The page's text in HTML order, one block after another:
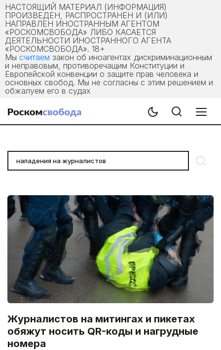
НАСТОЯЩИЙ МАТЕРИАЛ (ИНФОРМАЦИЯ)
ПРОИЗВЕДЕН, РАСПРОСТРАНЕН И (ИЛИ)
НАПРАВЛЕН ИНОСТРАННЫМ АГЕНТОМ
«РОСКОМСВОБОДА» ЛИБО КАСАЕТСЯ
ДЕЯТЕЛЬНОСТИ ИНОСТРАННОГО АГЕНТА
«РОСКОМСВОБОДА». 18+
Мы считаем закон об иноагентах дискриминационным
и неправовым, противоречащим Конституции и
Европейской конвенции о защите прав человека и
основных свобод. Мы не согласны с этим решением и
обжалуем его в судах
Журналистов на митингах и пикетах
обяжут носить QR-коды и нагрудные
номера